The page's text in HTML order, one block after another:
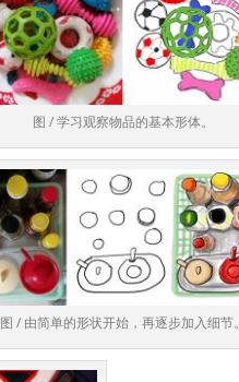
图 / 学习观察物品的基本形体。
图 / 由简单的形状开始，再逐步加入细节。